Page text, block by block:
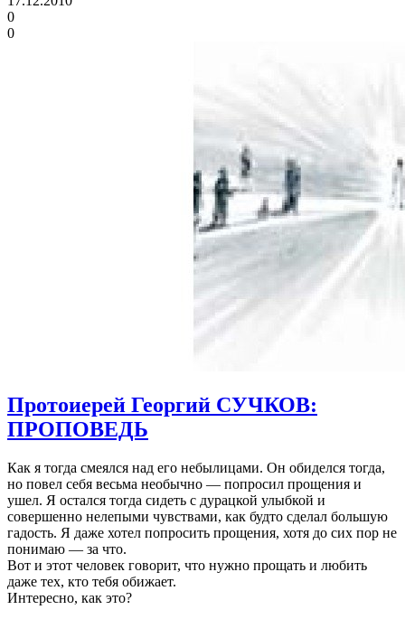
0
0
Протоиерей Георгий СУЧКОВ:
ПРОПОВЕДЬ
Как я тогда смеялся над его небылицами. Он обиделся тогда,
но повел себя весьма необычно — попросил прощения и
ушел. Я остался тогда сидеть с дурацкой улыбкой и
совершенно нелепыми чувствами, как будто сделал большую
гадость. Я даже хотел попросить прощения, хотя до сих пор не
понимаю — за что.
Вот и этот человек говорит, что нужно прощать и любить
даже тех, кто тебя обижает.
Интересно, как это?